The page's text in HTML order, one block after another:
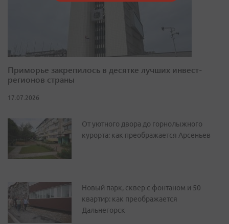
Приморье закрепилось в десятке лучших инвест-
регионов страны
17.07.2026
От уютного двора до горнолыжного
курорта: как преображается Арсеньев
Новый парк, сквер с фонтаном и 50
квартир: как преображается
Дальнегорск